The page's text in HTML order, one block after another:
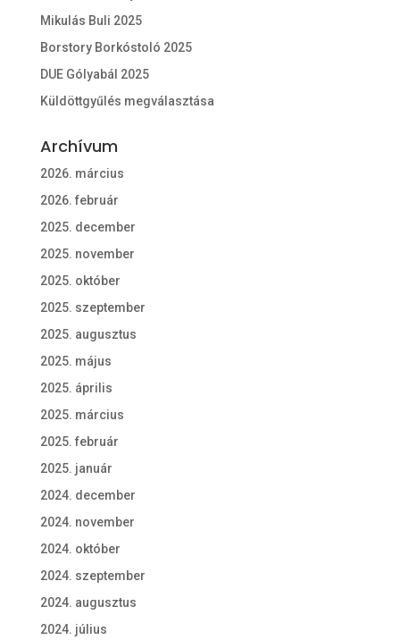
Mikulás Buli 2025
Borstory Borkóstoló 2025
DUE Gólyabál 2025
Küldöttgyűlés megválasztása
Archívum
2026. március
2026. február
2025. december
2025. november
2025. október
2025. szeptember
2025. augusztus
2025. május
2025. április
2025. március
2025. február
2025. január
2024. december
2024. november
2024. október
2024. szeptember
2024. augusztus
2024. július